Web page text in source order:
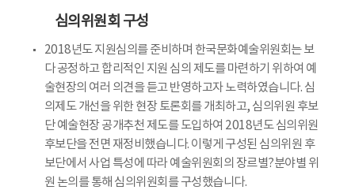
심의위원회 구성
2018년도 지원심의를 준비하며 한국문화예술위원회는 보
다 공정하고 합리적인 지원 심의 제도를 마련하기 위하여 예
술현장의 여러 의견을 듣고 반영하고자 노력하였습니다. 심
의제도 개선을 위한 현장 토론회를 개최하고, 심의위원 후보
단 예술현장 공개추천 제도를 도입하여 2018년도 심의위원
후보단을 전면 재정비했습니다. 이렇게 구성된 심의위원 후
보단에서 사업 특성에 따라 예술위원회의 장르별?분야별 위
원 논의를 통해 심의위원회를 구성했습니다.